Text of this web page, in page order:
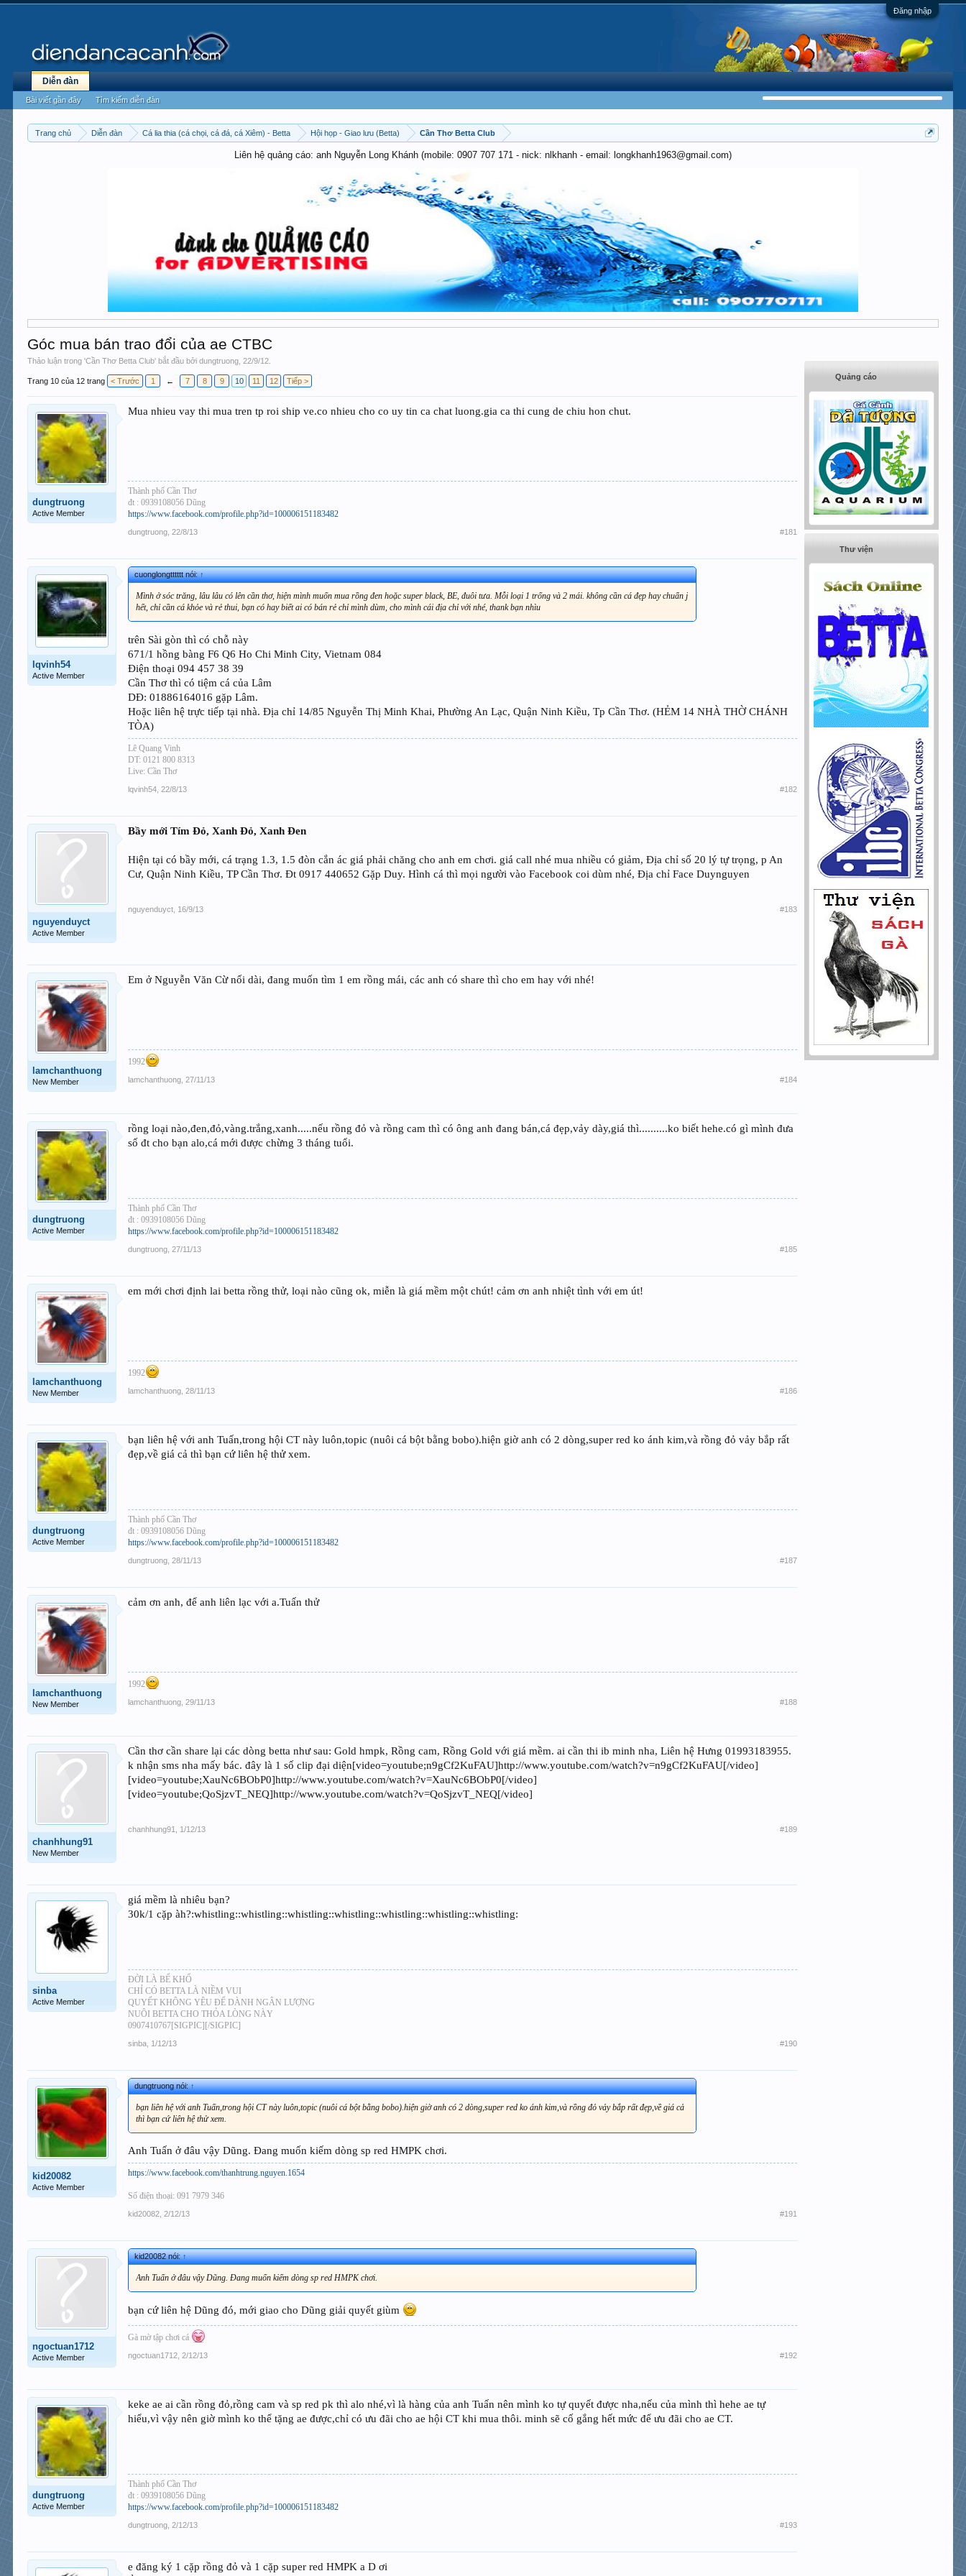
Đăng nhập
Trang chủ Diễn đàn Cá lia thia (cá chọi, cá đá, cá Xiêm) - Betta Hội họp - Giao lưu (Betta) Cần Thơ Betta Club
Liên hệ quảng cáo: anh Nguyễn Long Khánh (mobile: 0907 707 171 - nick: nlkhanh - email: longkhanh1963@gmail.com)
Góc mua bán trao đổi của ae CTBC
Thảo luận trong 'Cần Thơ Betta Club' bắt đầu bởidungtruong ,22/9/12
Trang 10 của 12 trang < Trước 1 ← 7 8 9 10 11 12 Tiếp >
dungtruong
Active Member
Mua nhieu vay thi mua tren tp roi ship ve.co nhieu cho co uy tin ca chat luong.gia ca thi cung de chiu hon chut.
Thành phố Cần Thơ
đt : 0939108056 Dũng
https://www.facebook.com/profile.php?id=100006151183482
dungtruong 22/8/13 #181
lqvinh54
Active Member
cuonglongtttttt nói:↑
Mình ở sóc trăng, lâu lâu có lên cần thơ, hiện mình muốn mua rồng đen hoặc super black, BE, đuôi tưa. Mỗi loại 1 trống và 2 mái. không cần cá đẹp hay chuẩn j
hết, chỉ cần cá khỏe và rẻ thui, bạn có hay biết ai có bán rẻ chỉ mình dùm, cho mình cái địa chỉ với nhé, thank bạn nhìu
trên Sài gòn thì có chỗ này
671/1 hồng bàng F6 Q6 Ho Chi Minh City, Vietnam 084
Điện thoại 094 457 38 39
Cần Thơ thì có tiệm cá của Lâm
DĐ: 01886164016 gặp Lâm.
Hoặc liên hệ trực tiếp tại nhà. Địa chỉ 14/85 Nguyễn Thị Minh Khai, Phường An Lạc, Quận Ninh Kiều, Tp Cần Thơ. (HẺM 14 NHÀ THỜ CHÁNH
TÒA)
Lê Quang Vinh
DT: 0121 800 8313
Live: Cần Thơ
lqvinh54 22/8/13 #182
nguyenduyct
Active Member
Bầy mới Tím Đỏ, Xanh Đỏ, Xanh Đen
Hiện tại có bầy mới, cá trạng 1.3, 1.5 đòn cắn ác giá phải chăng cho anh em chơi. giá call nhé mua nhiều có giảm, Địa chỉ số 20 lý tự trọng, p An
Cư, Quận Ninh Kiều, TP Cần Thơ. Đt 0917 440652 Gặp Duy. Hình cá thì mọi người vào Facebook coi dùm nhé, Địa chỉ Face Duynguyen
nguyenduyct 16/9/13 #183
lamchanthuong
New Member
Em ở Nguyễn Văn Cừ nối dài, đang muốn tìm 1 em rồng mái, các anh có share thì cho em hay với nhé!
1992
lamchanthuong 27/11/13 #184
dungtruong
Active Member
rồng loại nào,đen,đỏ,vàng.trắng,xanh.....nếu rồng đỏ và rồng cam thì có ông anh đang bán,cá đẹp,vảy dày,giá thì..........ko biết hehe.có gì mình đưa
số đt cho bạn alo,cá mới được chừng 3 tháng tuổi.
Thành phố Cần Thơ
đt : 0939108056 Dũng
https://www.facebook.com/profile.php?id=100006151183482
dungtruong 27/11/13 #185
lamchanthuong
New Member
em mới chơi định lai betta rồng thử, loại nào cũng ok, miễn là giá mềm một chút! cảm ơn anh nhiệt tình với em út!
1992
lamchanthuong 28/11/13 #186
dungtruong
Active Member
bạn liên hệ với anh Tuấn,trong hội CT này luôn,topic (nuôi cá bột bằng bobo).hiện giờ anh có 2 dòng,super red ko ánh kim,và rồng đỏ vảy bắp rất
đẹp,về giá cả thì bạn cứ liên hệ thử xem.
Thành phố Cần Thơ
đt : 0939108056 Dũng
https://www.facebook.com/profile.php?id=100006151183482
dungtruong 28/11/13 #187
lamchanthuong
New Member
cảm ơn anh, để anh liên lạc với a.Tuấn thử
1992
lamchanthuong 29/11/13 #188
chanhhung91
New Member
Cần thơ cần share lại các dòng betta như sau: Gold hmpk, Rồng cam, Rồng Gold với giá mềm. ai cần thi ib minh nha, Liên hệ Hưng 01993183955.
k nhận sms nha mấy bác. đây là 1 số clip đại diện[video=youtube;n9gCf2KuFAU]http://www.youtube.com/watch?v=n9gCf2KuFAU[/video]
[video=youtube;XauNc6BObP0]http://www.youtube.com/watch?v=XauNc6BObP0[/video]
[video=youtube;QoSjzvT_NEQ]http://www.youtube.com/watch?v=QoSjzvT_NEQ[/video]
chanhhung91 1/12/13 #189
sinba
Active Member
giá mềm là nhiêu bạn?
30k/1 cặp àh?:whistling::whistling::whistling::whistling::whistling::whistling::whistling:
ĐỜI LÀ BỂ KHỔ
CHỈ CÓ BETTA LÀ NIỀM VUI
QUYẾT KHÔNG YÊU ĐỂ DÀNH NGÂN LƯỢNG
NUÔI BETTA CHO THỎA LÒNG NÀY
0907410767[SIGPIC][/SIGPIC]
sinba 1/12/13 #190
kid20082
Active Member
dungtruong nói:↑
bạn liên hệ với anh Tuấn,trong hội CT này luôn,topic (nuôi cá bột bằng bobo).hiện giờ anh có 2 dòng,super red ko ánh kim,và rồng đỏ vảy bắp rất đẹp,về giá cả
thì bạn cứ liên hệ thử xem.
Anh Tuấn ở đâu vậy Dũng. Đang muốn kiếm dòng sp red HMPK chơi.
https://www.facebook.com/thanhtrung.nguyen.1654
Số điện thoại: 091 7979 346
kid20082 2/12/13 #191
ngoctuan1712
Active Member
kid20082 nói:↑
Anh Tuấn ở đâu vậy Dũng. Đang muốn kiếm dòng sp red HMPK chơi.
bạn cứ liên hệ Dũng đó, mới giao cho Dũng giải quyết giùm
Gà mờ tập chơi cá
ngoctuan1712 2/12/13 #192
dungtruong
Active Member
keke ae ai cần rồng đỏ,rồng cam và sp red pk thì alo nhé,vì là hàng của anh Tuấn nên mình ko tự quyết được nha,nếu của mình thì hehe ae tự
hiểu,vì vậy nên giờ mình ko thể tặng ae được,chỉ có ưu đãi cho ae hội CT khi mua thôi. minh sẽ cố gắng hết mức để ưu đãi cho ae CT.
Thành phố Cần Thơ
đt : 0939108056 Dũng
https://www.facebook.com/profile.php?id=100006151183482
dungtruong 2/12/13 #193
e đăng ký 1 cặp rồng đỏ và 1 cặp super red HMPK a D ơi
Quảng cáo
Thư viện
Diễn đàn
Bài viết gần đây Tìm kiếm diễn đàn